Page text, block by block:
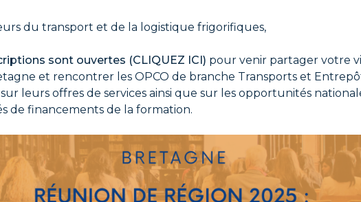
du transport et de la logistique frigorifiques,
sont ouvertes (CLIQUEZ ICI) pour venir partager votre
et rencontrer les OPCO de branche Transports et
leurs offres de services ainsi que sur les opportunités
de financements de la formation.